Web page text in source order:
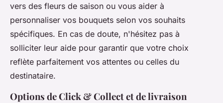
vers des fleurs de saison ou vous aider à
personnaliser vos bouquets selon vos souhaits
spécifiques. En cas de doute, n'hésitez pas à
solliciter leur aide pour garantir que votre choix
reflète parfaitement vos attentes ou celles du
destinataire.
Options de Click & Collect et de livraison